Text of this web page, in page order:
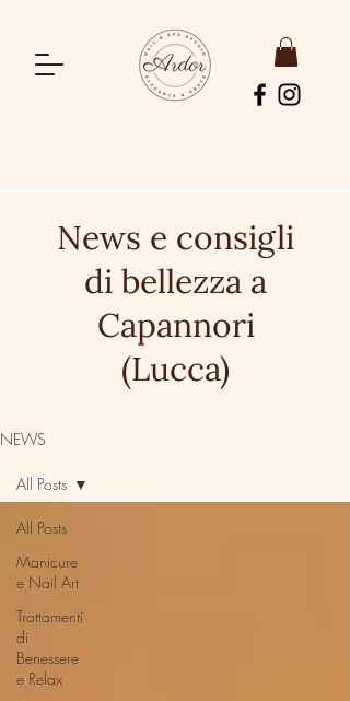
News e consigli
di bellezza a
Capannori
(Lucca)
NEWS
All Posts
Manicure
e Nail Art
Trattamenti
di
Benessere
e Relax
All Posts